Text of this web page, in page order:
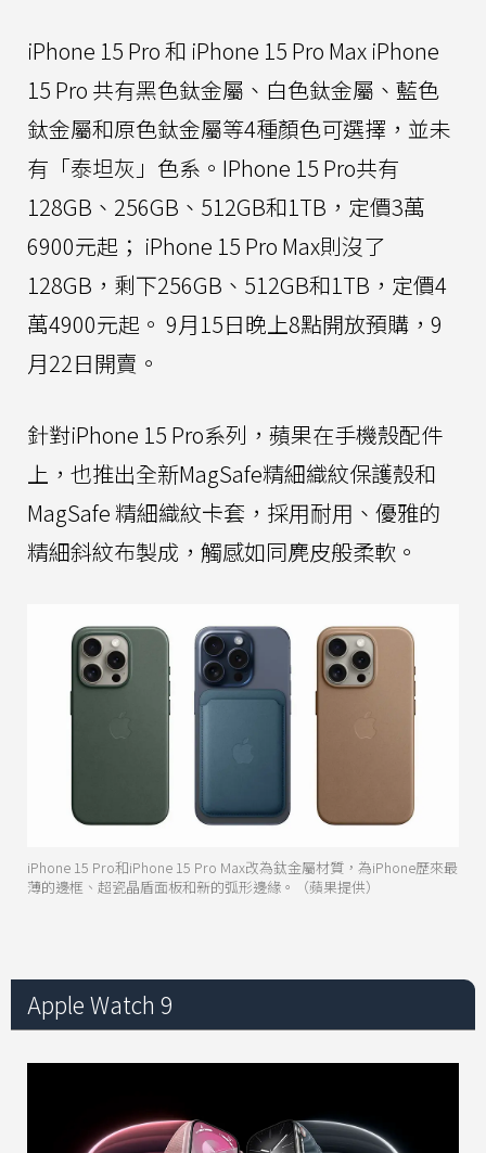
iPhone 15 Pro 和 iPhone 15 Pro Max iPhone
15 Pro 共有黑色鈦金屬、白色鈦金屬、藍色
鈦金屬和原色鈦金屬等4種顏色可選擇，並未
有「泰坦灰」色系。IPhone 15 Pro共有
128GB、256GB、512GB和1TB，定價3萬
6900元起； iPhone 15 Pro Max則沒了
128GB，剩下256GB、512GB和1TB，定價4
萬4900元起。 9月15日晚上8點開放預購，9
月22日開賣。
針對iPhone 15 Pro系列，蘋果在手機殼配件
上，也推出全新MagSafe精細織紋保護殼和
MagSafe 精細織紋卡套，採用耐用、優雅的
精細斜紋布製成，觸感如同麂皮般柔軟。
iPhone 15 Pro和iPhone 15 Pro Max改為鈦金屬材質，為iPhone歷來最
薄的邊框、超瓷晶盾面板和新的弧形邊緣。（蘋果提供）
Apple Watch 9